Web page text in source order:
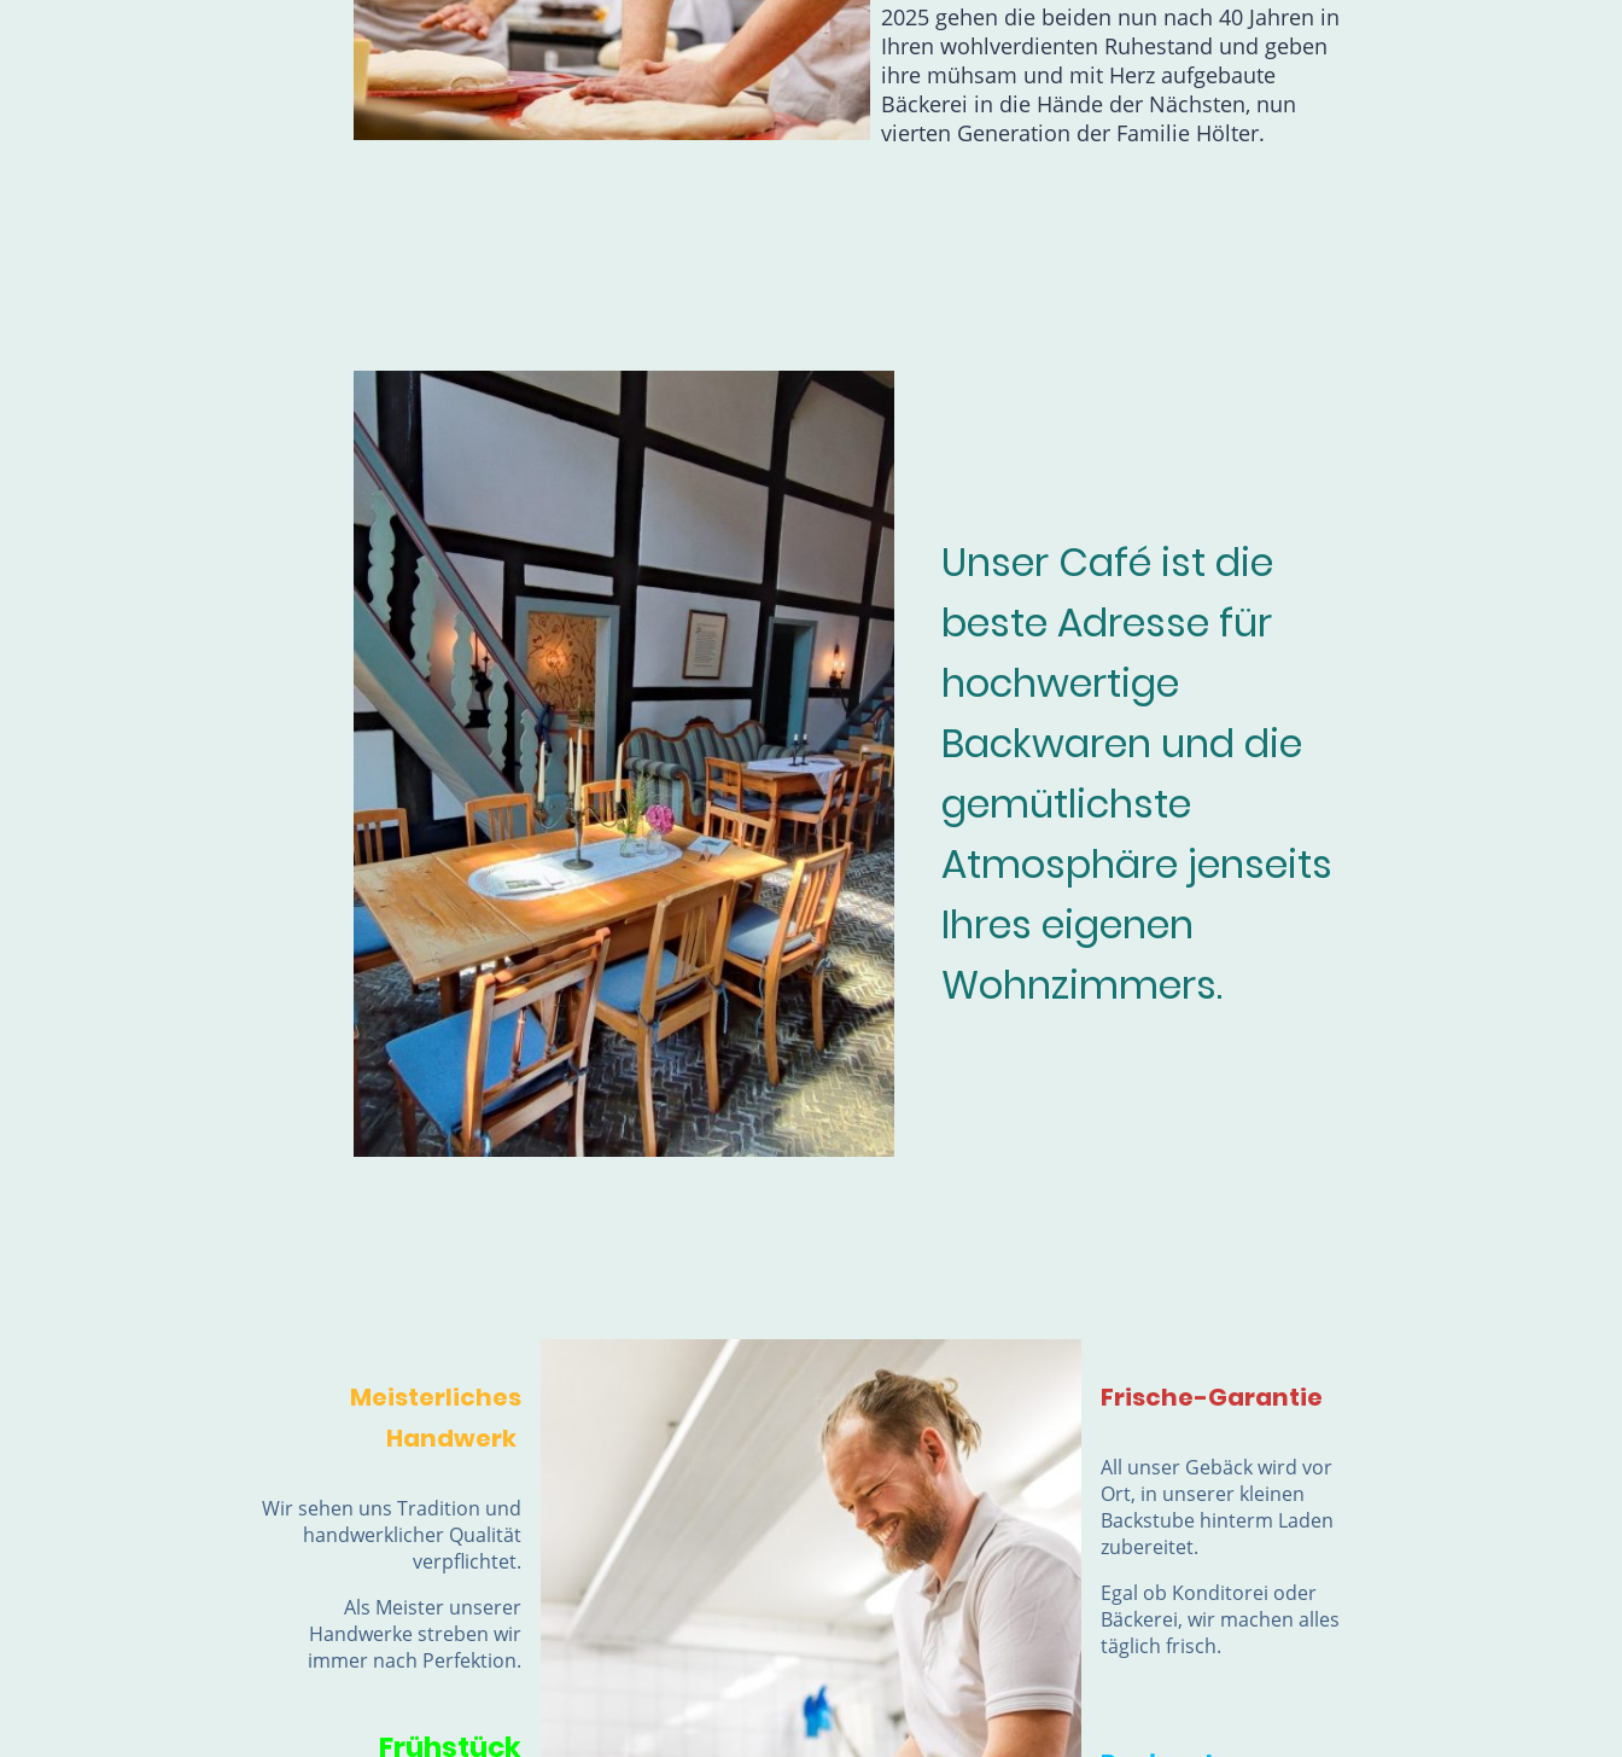
2025 gehen die beiden nun nach 40 Jahren in
Ihren wohlverdienten Ruhestand und geben
ihre mühsam und mit Herz aufgebaute
Bäckerei in die Hände der Nächsten, nun
vierten Generation der Familie Hölter.
Unser Café ist die
beste Adresse für
hochwertige
Backwaren und die
gemütlichste
Atmosphäre jenseits
Ihres eigenen
Wohnzimmers.
Meisterliches
Handwerk
Wir sehen uns Tradition und
handwerklicher Qualität
verpflichtet.
Als Meister unserer
Handwerke streben wir
immer nach Perfektion.
Frühstück
Frische-Garantie
All unser Gebäck wird vor
Ort, in unserer kleinen
Backstube hinterm Laden
zubereitet.
Egal ob Konditorei oder
Bäckerei, wir machen alles
täglich frisch.